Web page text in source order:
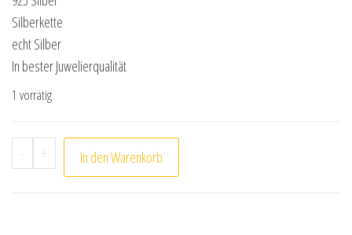
Silberkette
echt Silber
In bester Juwelierqualität
1 vorrätig
- Kette Venezianerkette aus 925 echt Silber 42cm Menge
+ In den Warenkorb